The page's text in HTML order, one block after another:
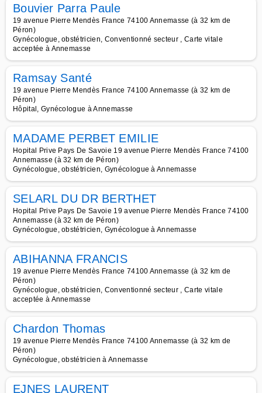
Bouvier Parra Paule
19 avenue Pierre Mendès France 74100 Annemasse (à 32 km de
Péron)
Gynécologue, obstétricien, Conventionné secteur , Carte vitale
acceptée à Annemasse
Ramsay Santé
19 avenue Pierre Mendès France 74100 Annemasse (à 32 km de
Péron)
Hôpital, Gynécologue à Annemasse
MADAME PERBET EMILIE
Hopital Prive Pays De Savoie 19 avenue Pierre Mendès France 74100
Annemasse (à 32 km de Péron)
Gynécologue, obstétricien, Gynécologue à Annemasse
SELARL DU DR BERTHET
Hopital Prive Pays De Savoie 19 avenue Pierre Mendès France 74100
Annemasse (à 32 km de Péron)
Gynécologue, obstétricien, Gynécologue à Annemasse
ABIHANNA FRANCIS
19 avenue Pierre Mendès France 74100 Annemasse (à 32 km de
Péron)
Gynécologue, obstétricien, Conventionné secteur , Carte vitale
acceptée à Annemasse
Chardon Thomas
19 avenue Pierre Mendès France 74100 Annemasse (à 32 km de
Péron)
Gynécologue, obstétricien à Annemasse
EJNES LAURENT